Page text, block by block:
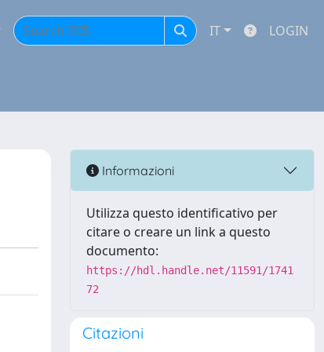
IT LOGIN
Informazioni
Utilizza questo identificativo per
citare o creare un link a questo
documento:
https://hdl.handle.net/11591/1741
72
Citazioni